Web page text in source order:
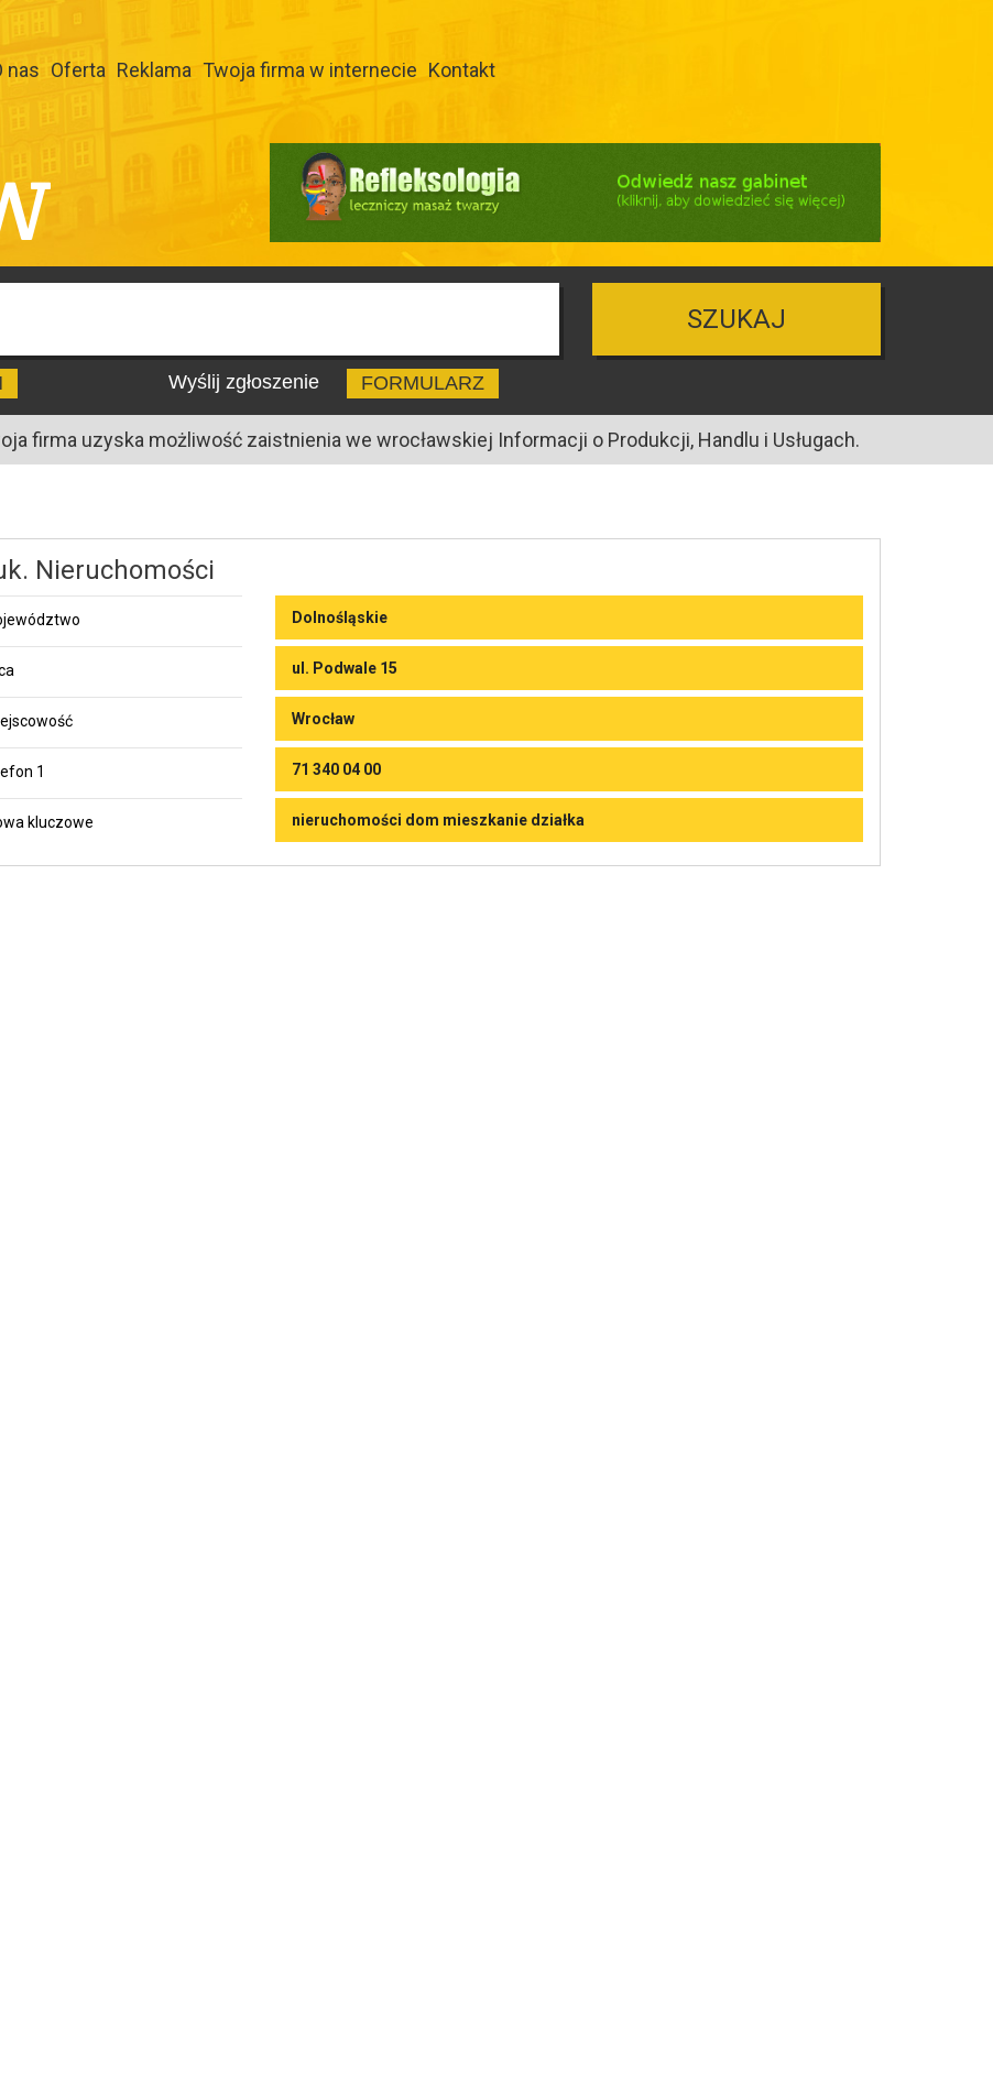
nas Oferta Reklama Twoja firma w internecie Kontakt
SZUKAJ
Wyślij zgłoszenie FORMULARZ
firma uzyska możliwość zaistnienia we wrocławskiej Informacji o Produkcji, Handlu i Usługach.
Nieruchomości
Dolnośląskie
ul. Podwale 15
Wrocław
1 71 340 04 00
kluczowe nieruchomości dom mieszkanie działka